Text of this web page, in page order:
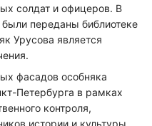
солдат и офицеров. В
переданы библиотеке
Урусова является
фасадов особняка
Петербурга в рамках
контроля,
истории и культуры